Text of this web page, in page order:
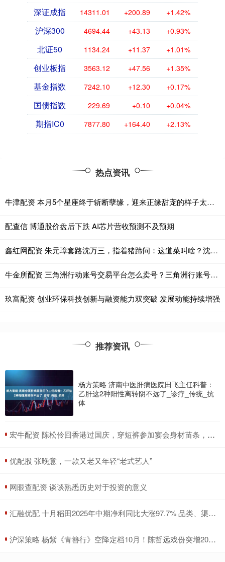
深证成指 14311.01 +200.89 +1.42%
沪深300 4694.44 +43.13 +0.93%
北证50 1134.24 +11.37 +1.01%
创业板指 3563.12 +47.56 +1.35%
基金指数 7242.10 +12.30 +0.17%
国债指数 229.69 +0.10 +0.04%
期指IC0 7877.80 +164.40 +2.13%
热点资讯
牛津配资 本月5个星座终于斩断孽缘，迎来正缘甜宠的样子太甜了！
配查信 博通股价盘后下跌 AI芯片营收预测不及预期
鑫红网配资 朱元璋套路沈万三，指着猪蹄问：这道菜叫啥？沈万三用三字保命
牛金所配资 三角洲行动账号交易平台怎么卖号？三角洲行账号交易|闲游盒
玖富配资 创业环保科技创新与融资能力双突破 发展动能持续增强
推荐资讯
杨方策略 济南中医肝病医院田飞主任科普：
乙肝这2种阳性离转阴不远了_诊疗_传统_抗
体
​宏牛配资 陈松伶回香港过国庆，穿短裤参加宴会身材苗条，小9岁丈夫好健硕
​优配股 张晚意，一款又老又年轻“老式艺人”
​网眼查配资 谈谈熟悉历史对于投资的意义
​汇融优配 十月稻田2025年中期净利同比大涨97.7% 品类、渠道、品牌多维驱动
​沪深策略 杨紫《青簪行》空降定档10月！陈哲远戏份突增20%，成男二号？